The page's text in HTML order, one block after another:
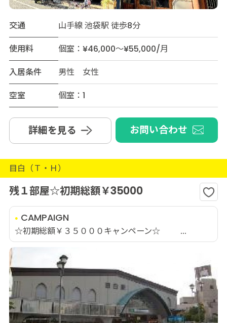
交通
山手線 池袋駅 徒歩8分
使用料
個室：¥46,000～¥55,000/月
入居条件
男性 女性
空室
個室：1
詳細を見る お問い合わせ
目白（Ｔ・Ｈ）
残１部屋☆初期総額￥35000
CAMPAIGN
☆初期総額￥３５０００キャンペーン☆ ...